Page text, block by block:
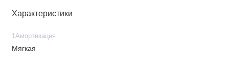
ребенка от непогоды и крепится за счёт магнитов.
Все элементы взаимодействия люльки безшумные.
Характеристики
1Амортизация
Мягкая